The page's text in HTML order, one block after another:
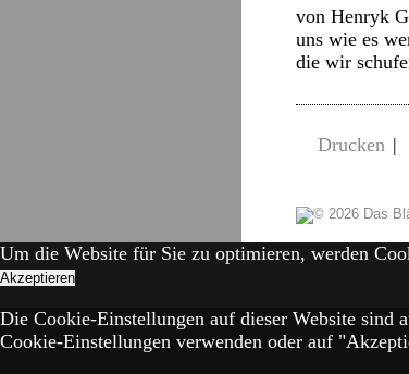
von Henryk
uns wie es
die wir
Drucken |
Um die Website für Sie zu optimieren, werden
Akzeptieren
Die Cookie-Einstellungen auf dieser Website sind
Cookie-Einstellungen verwenden oder auf